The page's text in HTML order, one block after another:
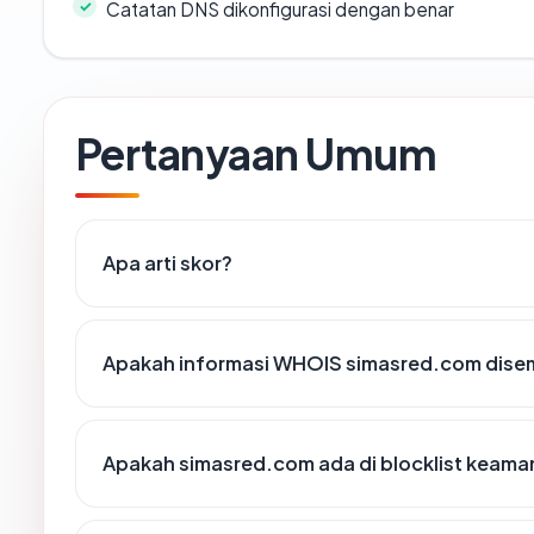
Catatan DNS dikonfigurasi dengan benar
Pertanyaan Umum
Apa arti skor?
Apakah informasi WHOIS simasred.com
Apakah simasred.com ada di blocklist